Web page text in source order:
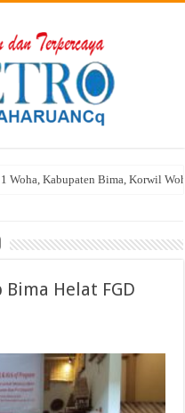
Woha, Kabupaten Bima, Korwil
Bima Helat FGD